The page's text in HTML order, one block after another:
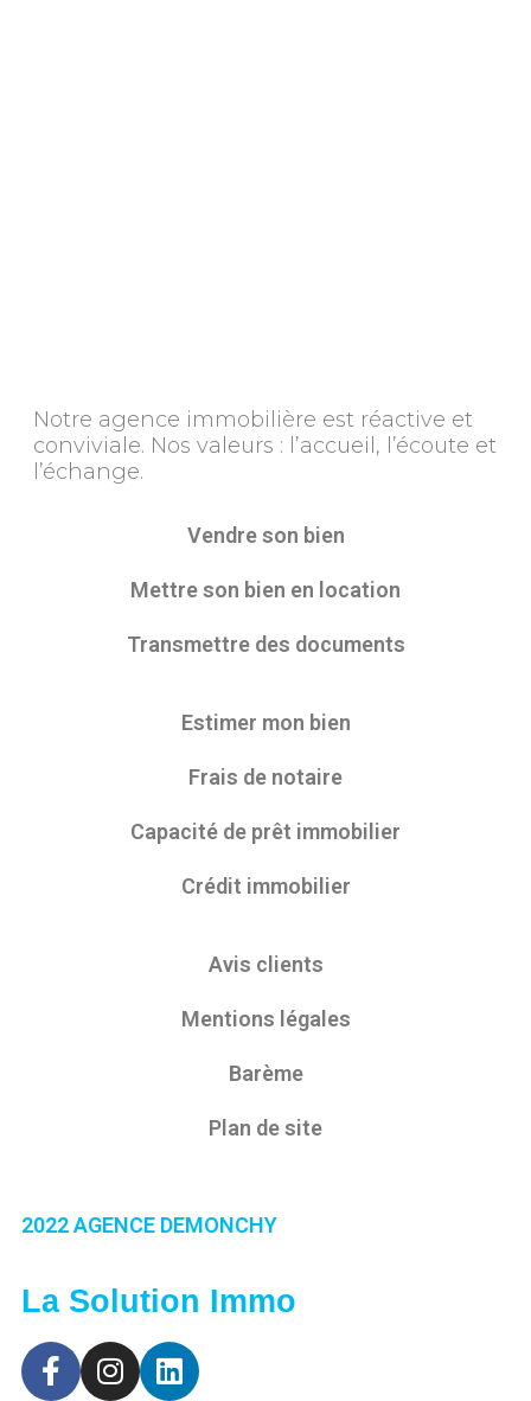
Notre agence immobilière est réactive et
conviviale. Nos valeurs : l’accueil, l’écoute et
l’échange.
Vendre son bien
Mettre son bien en location
Transmettre des documents
Estimer mon bien
Frais de notaire
Capacité de prêt immobilier
Crédit immobilier
Avis clients
Mentions légales
Barème
Plan de site
2022 AGENCE DEMONCHY
La Solution Immo